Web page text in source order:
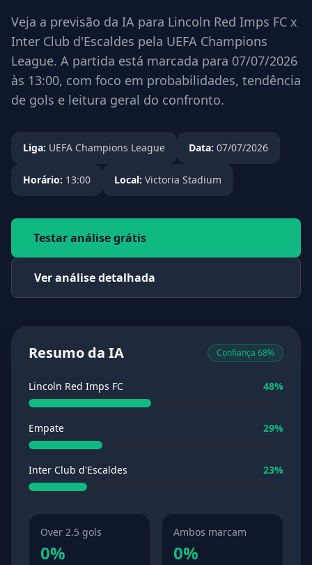
Veja a previsão da IA para Lincoln Red Imps FC x
Inter Club d'Escaldes pela UEFA Champions
League. A partida está marcada para 07/07/2026
às 13:00, com foco em probabilidades, tendência
de gols e leitura geral do confronto.
Liga: UEFA Champions League Data: 07/07/2026
Horário: 13:00 Local: Victoria Stadium
Testar análise grátis
Ver análise detalhada
Resumo da IA Confiança 68%
Lincoln Red Imps FC 48%
Empate 29%
Inter Club d'Escaldes 23%
Over 2.5 gols
0%
Ambos marcam
0%